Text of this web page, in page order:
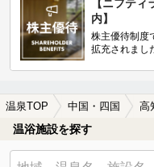
【ニフテ
内】
株主優待制度
拡充されまし
温泉TOP 中国・四国 高
温浴施設を探す